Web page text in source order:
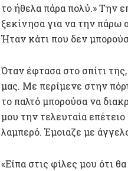
το ήθελα πάρα πολύ.» Την
ξεκίνησα για να την πάρω
Ήταν κάτι που δεν
Όταν έφτασα στο σπίτι
μας. Με περίμενε στην
το παλτό μπορούσα να
μου την τελευταία
λαμπερό. Έμοιαζε με
«Είπα στις φίλες μου ότι